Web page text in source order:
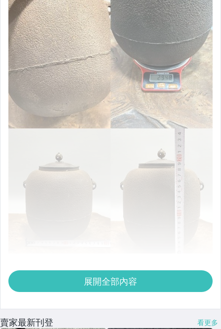
展開全部內容
賣家最新刊登 看更多